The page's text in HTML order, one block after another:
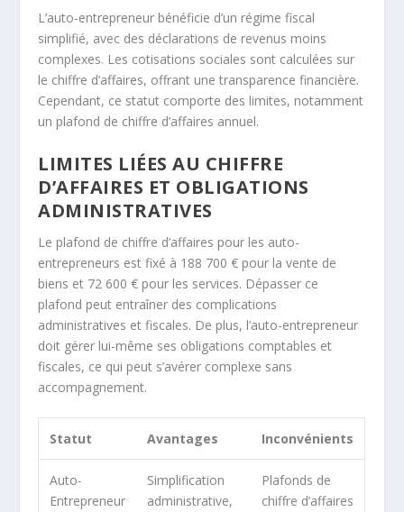
L’auto-entrepreneur bénéficie d’un régime fiscal
simplifié, avec des déclarations de revenus moins
complexes. Les cotisations sociales sont calculées sur
le chiffre d’affaires, offrant une transparence financière.
Cependant, ce statut comporte des limites, notamment
un plafond de chiffre d’affaires annuel.
LIMITES LIÉES AU CHIFFRE
D’AFFAIRES ET OBLIGATIONS
ADMINISTRATIVES
Le plafond de chiffre d’affaires pour les auto-
entrepreneurs est fixé à 188 700 € pour la vente de
biens et 72 600 € pour les services. Dépasser ce
plafond peut entraîner des complications
administratives et fiscales. De plus, l’auto-entrepreneur
doit gérer lui-même ses obligations comptables et
fiscales, ce qui peut s’avérer complexe sans
accompagnement.
Statut Avantages Inconvénients
Auto-
Entrepreneur
Simplification
administrative,
Plafonds de
chiffre d’affaires